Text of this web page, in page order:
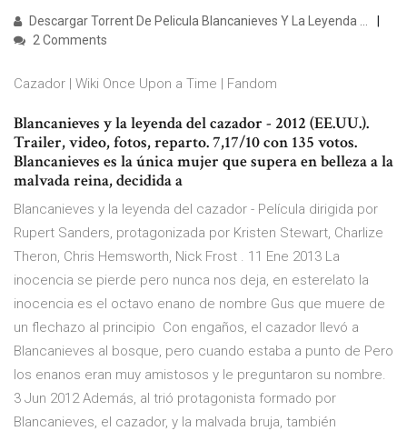
Descargar Torrent De Pelicula Blancanieves Y La Leyenda ...
2 Comments
Cazador | Wiki Once Upon a Time | Fandom
Blancanieves y la leyenda del cazador - 2012 (EE.UU.).
Trailer, video, fotos, reparto. 7,17/10 con 135 votos.
Blancanieves es la única mujer que supera en belleza a la
malvada reina, decidida a
Blancanieves y la leyenda del cazador - Película dirigida por
Rupert Sanders, protagonizada por Kristen Stewart, Charlize
Theron, Chris Hemsworth, Nick Frost . 11 Ene 2013 La
inocencia se pierde pero nunca nos deja, en esterelato la
inocencia es el octavo enano de nombre Gus que muere de
un flechazo al principio Con engaños, el cazador llevó a
Blancanieves al bosque, pero cuando estaba a punto de Pero
los enanos eran muy amistosos y le preguntaron su nombre.
3 Jun 2012 Además, al trió protagonista formado por
Blancanieves, el cazador, y la malvada bruja, también